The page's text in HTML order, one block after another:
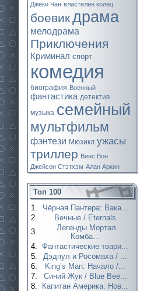
Джеки Чан властелин колец
боевикдрама
мелодрама
Приключения
Криминал спорт
комедия
биография Военный
фантастика детектив
музыка семейный
мультфильм
фэнтези Мюзикл ужасы
триллер Винс Вон
Джейсон Стэтхэм Алан Аркин
Топ 100
1.
Чёрная Пантера: Вака...
2.
Вечные / Eternals
3.
Легенды Мортал
Комба...
4. Фантастические твари...
5.
Дэдпул и Росомаха / ...
6.
King’s Man: Начало /...
7.
Синий Жук / Blue Bee...
8.
Капитан Америка: Нов...